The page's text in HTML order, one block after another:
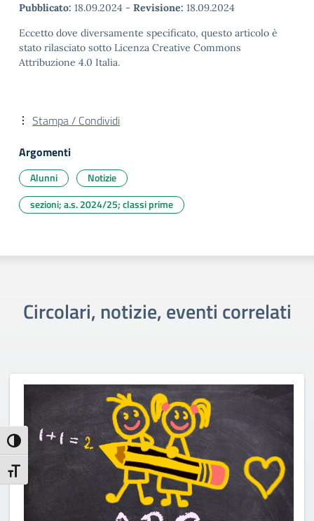
Attiva/disattiva alto contrasto
Attiva/disattiva dimensione testo
Pubblicato: 18.09.2024 - Revisione: 18.09.2024
Eccetto dove diversamente specificato, questo articolo è
stato rilasciato sotto Licenza Creative Commons
Attribuzione 4.0 Italia.
Stampa / Condividi
Argomenti
Alunni
Notizie
sezioni; a.s. 2024/25; classi prime
Circolari, notizie, eventi correlati